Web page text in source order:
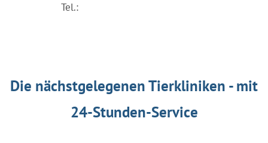
Tel.:
Die nächstgelegenen Tierkliniken - mit
24-Stunden-Service